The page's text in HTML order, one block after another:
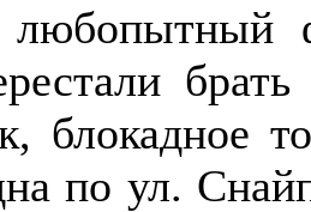
блокадное
по ул.